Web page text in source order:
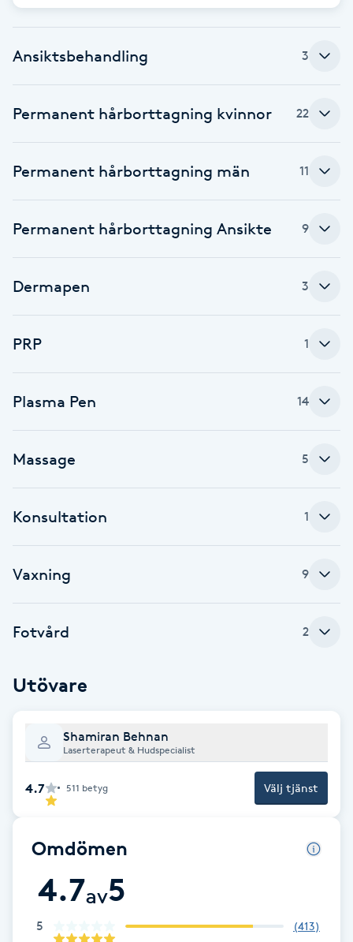
E
Extensions
Eyeliner-tatuering
F
Face framing
Faceliftmassage
Fettreducering
Fibromassage
Fillers
Fotsvamp
Fransar
Fransborttagning
Fransfärgning
Fransförlängning
Ansiktsbehandling 3
Permanent hårborttagning kvinnor 22
Permanent hårborttagning män 11
Permanent hårborttagning Ansikte 9
Dermapen 3
PRP 1
Plasma Pen 14
Massage 5
Konsultation 1
Vaxning 9
Fotvård 2
Utövare
Shamiran Behnan
Laserterapeut & Hudspecialist
4.7 511 betyg Välj tjänst
Omdömen
4.7av5
5 (413)